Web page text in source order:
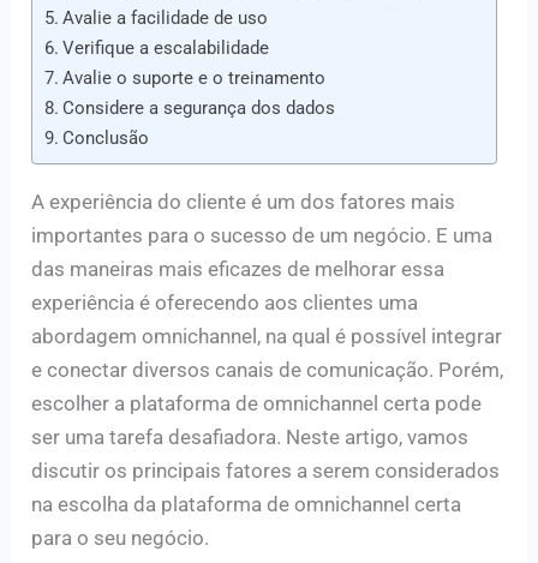
Avalie a facilidade de uso
Verifique a escalabilidade
Avalie o suporte e o treinamento
Considere a segurança dos dados
Conclusão
A experiência do cliente é um dos fatores mais
importantes para o sucesso de um negócio. E uma
das maneiras mais eficazes de melhorar essa
experiência é oferecendo aos clientes uma
abordagem omnichannel, na qual é possível integrar
e conectar diversos canais de comunicação. Porém,
escolher a plataforma de omnichannel certa pode
ser uma tarefa desafiadora. Neste artigo, vamos
discutir os principais fatores a serem considerados
na escolha da plataforma de omnichannel certa
para o seu negócio.